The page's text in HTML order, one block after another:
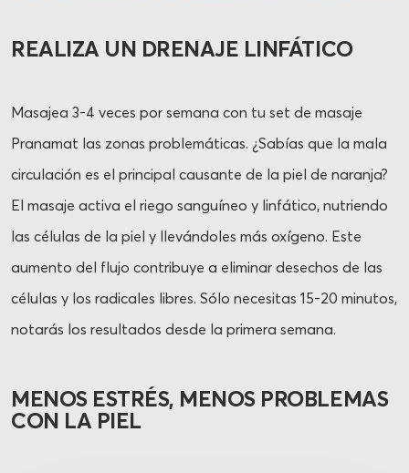
REALIZA UN DRENAJE LINFÁTICO
Masajea 3-4 veces por semana con tu set de masaje
Pranamat las zonas problemáticas. ¿Sabías que la mala
circulación es el principal causante de la piel de naranja?
El masaje activa el riego sanguíneo y linfático, nutriendo
las células de la piel y llevándoles más oxígeno. Este
aumento del flujo contribuye a eliminar desechos de las
células y los radicales libres. Sólo necesitas 15-20 minutos,
notarás los resultados desde la primera semana.
MENOS ESTRÉS, MENOS PROBLEMAS
CON LA PIEL